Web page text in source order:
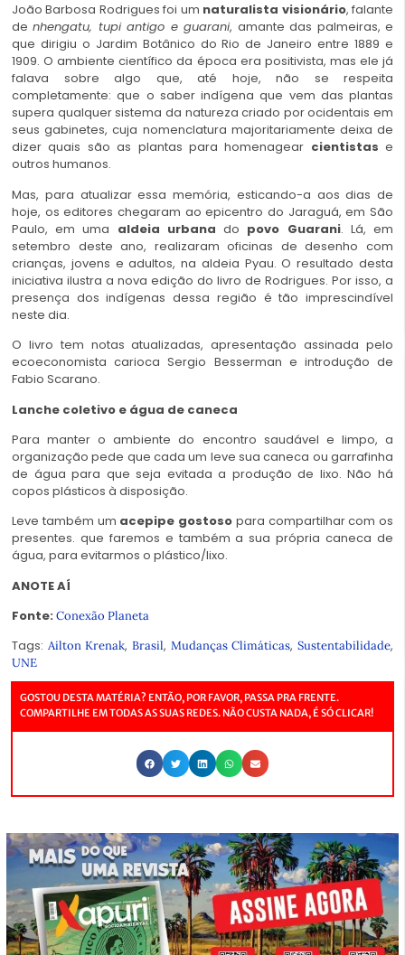
João Barbosa Rodrigues foi um naturalista visionário, falante
denhengatu, tupi antigo e guarani, amante das palmeiras, e
que dirigiu o Jardim Botânico do Rio de Janeiro entre 1889 e
1909. O ambiente científico da época era positivista, mas ele já
falava sobre algo que, até hoje, não se respeita
completamente: que o saber indígena que vem das plantas
supera qualquer sistema da natureza criado por ocidentais em
seus gabinetes, cuja nomenclatura majoritariamente deixa de
dizer quais são as plantas para homenagear cientistas e
outros humanos.
Mas, para atualizar essa memória, esticando-a aos dias de
hoje, os editores chegaram ao epicentro do Jaraguá, em São
Paulo, em uma aldeia urbana do povo Guarani. Lá, em
setembro deste ano, realizaram oficinas de desenho com
crianças, jovens e adultos, na aldeia Pyau. O resultado desta
iniciativa ilustra a nova edição do livro de Rodrigues. Por isso, a
presença dos indígenas dessa região é tão imprescindível
neste dia.
O livro tem notas atualizadas, apresentação assinada pelo
ecoeconomista carioca Sergio Besserman e introdução de
Fabio Scarano.
Lanche coletivo e água de caneca
Para manter o ambiente do encontro saudável e limpo, a
organização pede que cada um leve sua caneca ou garrafinha
de água para que seja evitada a produção de lixo. Não há
copos plásticos à disposição.
Leve também um acepipe gostoso para compartilhar com os
presentes. que faremos e também a sua própria caneca de
água, para evitarmos o plástico/lixo.
ANOTE AÍ
Fonte: Conexão Planeta
Tags: Ailton Krenak,Brasil, Mudanças Climáticas,Sustentabilidade,
UNE
GOSTOU DESTA MATÉRIA? ENTÃO, POR FAVOR, PASSA PRA FRENTE.
COMPARTILHE EM TODAS AS SUAS REDES. NÃO CUSTA NADA, É SÓ CLICAR!